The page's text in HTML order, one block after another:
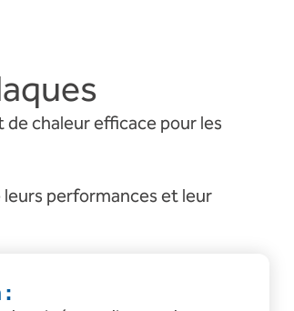
chaleur efficace pour les
performances et leur